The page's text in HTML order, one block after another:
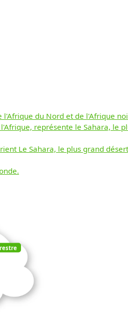
l'Afrique du Nord et de l'Afrique
représente le Sahara, le
Le Sahara, le plus grand